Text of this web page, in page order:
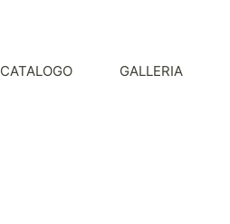
CATALOGO GALLERIA